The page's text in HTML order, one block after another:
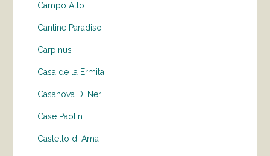
Campo Alto
Cantine Paradiso
Carpinus
Casa de la Ermita
Casanova Di Neri
Case Paolin
Castello di Ama